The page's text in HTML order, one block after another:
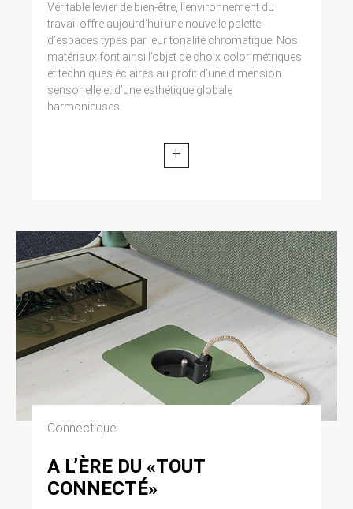
Véritable levier de bien-être, l’environnement du
travail offre aujourd’hui une nouvelle palette
d’espaces typés par leur tonalité chromatique. Nos
matériaux font ainsi l’objet de choix colorimétriques
et techniques éclairés au profit d’une dimension
sensorielle et d’une esthétique globale
harmonieuses.
+
Connectique
A L’ÈRE DU «TOUT
CONNECTÉ»